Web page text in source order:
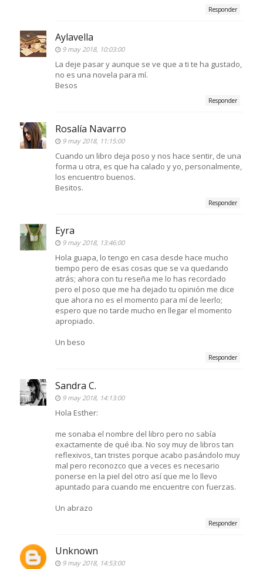
Responder
Aylavella
9 may 2018, 10:03:00
La deje pasar y aunque se ve que a ti te ha gustado,
no es una novela para mí.
Besos
Responder
Rosalía Navarro
9 may 2018, 11:15:00
Cuando un libro deja poso y nos hace sentir, de una
forma u otra, es que ha calado y yo, personalmente,
los encuentro buenos.
Besitos.
Responder
Eyra
9 may 2018, 13:46:00
Hola guapa, lo tengo en casa desde hace mucho
tiempo pero de esas cosas que se va quedando
atrás; ahora con tu reseña me lo has recordado
pero el poso que me ha dejado tu opinión me dice
que ahora no es el momento para mí de leerlo;
espero que no tarde mucho en llegar el momento
apropiado.
Un beso
Responder
Sandra C.
9 may 2018, 14:13:00
Hola Esther:
me sonaba el nombre del libro pero no sabía
exactamente de qué iba. No soy muy de libros tan
reflexivos, tan tristes porque acabo pasándolo muy
mal pero reconozco que a veces es necesario
ponerse en la piel del otro así que me lo llevo
apuntado para cuando me encuentre con fuerzas.
Un abrazo
Responder
Unknown
9 may 2018, 14:53:00